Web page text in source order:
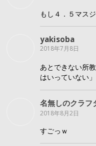
もし４．５マス
yakisoba
2018年7月8日
あとできない所
はいっていない」
名無しのクラフ
2018年8月2日
すごっｗ